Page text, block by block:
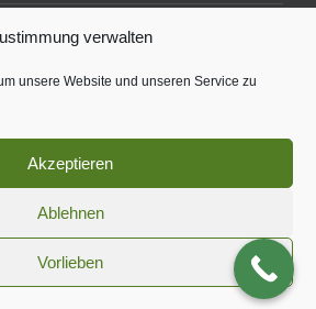
verwalten
unsere Website und unseren Service zu
Akzeptieren
Ablehnen
Vorlieben
Datenschutzerklärung
2026 | Konzept, Online-Marketing & SEO-
Facebook
Xing